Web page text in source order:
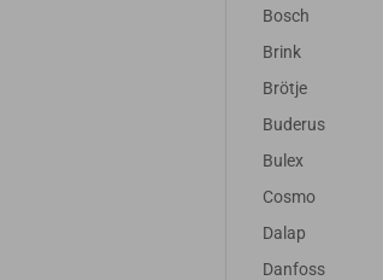
Bosch
Brink
Brötje
Buderus
Bulex
Cosmo
Dalap
Danfoss